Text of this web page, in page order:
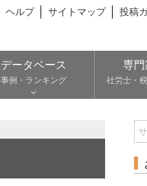
ヘルプ サイトマップ 投稿
データベース
事例・ランキング
専
社労士・